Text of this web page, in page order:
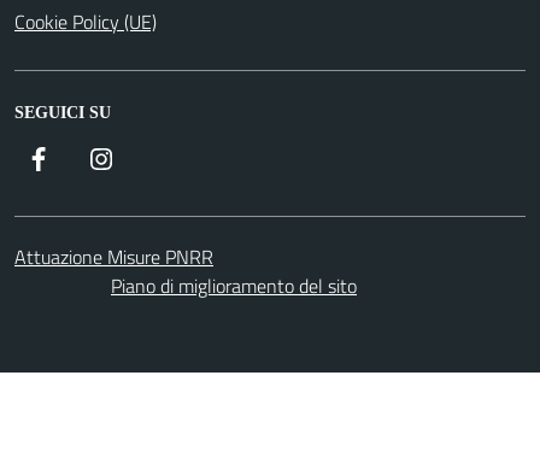
Cookie Policy (UE)
SEGUICI SU
Facebook
Attuazione Misure PNRR
Piano di miglioramento del sito